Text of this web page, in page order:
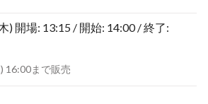
) 開場: 13:15 / 開始: 14:00 / 終了:
16:00まで販売